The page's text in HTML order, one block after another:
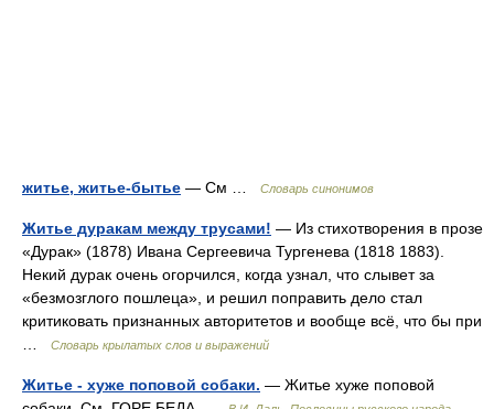
житье, житье-бытье — См … Словарь синонимов
Житье дуракам между трусами! — Из стихотворения в прозе
«Дурак» (1878) Ивана Сергеевича Тургенева (1818 1883).
Некий дурак очень огорчился, когда узнал, что слывет за
«безмозглого пошлеца», и решил поправить дело стал
критиковать признанных авторитетов и вообще всё, что бы при
Словарь крылатых слов и выражений
Житье - хуже поповой собаки. — Житье хуже поповой